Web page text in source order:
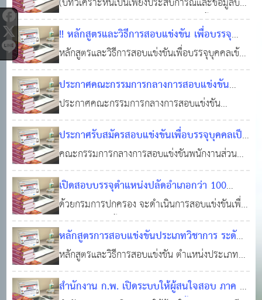
11 พ.ย. 2568 0 1,378
ส่วนที่นำมาสรุปเพื่อให้เห็นแนวทางเท่านั้น) จาก
ข้อมูลในอดีต (ที่ มศว. เคยจัดสอบ) พอจะสรุป
สไตล์ หรือ แนวโน้ม การออกข้อสอบของ
มหาวิทยาลัยศรีนครินทรินวิโรฒ (มศว.)
!! หลักสูตรและวิธีการสอบแข่งขัน เพื่อบรรจุ
บุคคลเข้ารับราชการเป็นข้าราชการหรือพนักงาน
ส่วนท้องถิ่น พ.ศ. 2568 (แนบท้ายประกาศคณะ
กรรมการกลางการสอบแข่งขันพนักงานส่วนท้อง
ถิ่น ลงวันที่ 17 กุมภาพันธ์ 2568)
23 ก.พ.
2568
0 7,618
หลักสูตรและวิธีการสอบแข่งขันเพื่อบรรจุบุคคลเข้า
รับราชการเป็นข้าราชการหรือพนักงานส่วนท้องถิ่น
มีทั้งหมด 3 ภาค โดยจะสอบภาคความรู้ความ
สามารถทั่วไป (ภาค ก) และภาคความรู้ความ
สามารถ เฉพาะสําหรับตําแหน่ง (ภาค ข) ก่อน แล้ว
จึงให้ผู้สอบผ่านภาคความรู้ความสามารถทั่วไ
ประกาศคณะกรรมการกลางการสอบแข่งขัน
พนักงานส่วนท้องถิ่น (กสถ.) "สอบท้องถิ่น 68 "
ประกาศรายชื่อผู้มีสิทธิเข้าสอบ ภาค ก และ ภาค
ข
01 พ.ค. 2568 0 5,611
ประกาศคณะกรรมการกลางการสอบแข่งขัน
พนักงานส่วนท้องถิ่น (กสถ.) เรื่อง รายชื่อผู้มีสิทธิเข้า
สอบแข่งขันเพื่อบรรจุบุคคลเป็นข้าราชการหรือ
พนักงานส่วนท้องถิ่น พ.ศ. 2568 ภาคความรู้ความ
สามารถทั่วไป (ภาค ก) และภาคความรู้ความ
สามารถเฉพาะสำหรับตำแหน่ง (ภาค ข)
ประกาศรับสมัครสอบแข่งขันเพื่อบรรจุบุคคลเป็น
ข้าราชการหรือพนักงานส่วนท้องถิ่น พ.ศ. 2568
21 ก.พ. 2568 0 2,711
คณะกรรมการกลางการสอบแข่งขันพนักงานส่วน
ท้องถิ่น (กสถ.) จะดําเนินการสอบแข่งขัน เพื่อบรรจุ
บุคคลเป็นข้าราชการหรือพนักงานส่วนท้องถิ่นในตํา
แหน่งต่าง ๆ อาศัยอํานาจตามความในประกาศ
ก.จ. เรื่อง มาตรฐานทั่วไปเกี่ยวกับหลักเกณฑ์และ
เงื่อนไขการสอบแข่งขัน พ.ศ. 2560 และที
เปิดสอบบรรจุตำแหน่งปลัดอำเภอกว่า 100
อัตรา กรมการปกครองรับสมัครสอบแข่งขัน
บุคคลเข้ารับราชการในตําแหน่ง เจ้าพนักงาน
ปกครองปฏิบัติการ (ปลัดอําเภอ) ปีงบประมาณ
พ.ศ. 2567
17 พ.ย. 2566 0 5,109
ด้วยกรมการปกครอง จะดําเนินการสอบแข่งขันเพื่อ
บรรจุและแต่งตั้งบุคคลเข้ารับราชการ ในตําแหน่ง
เจ้าพนักงานปกครองปฏิบัติการ (ปลัดอําเภอ) ฉะนั้น
อาศัยอํานาจตามความในมาตรา 53 แห่งพระราช
บัญญัติระเบียบข้าราชการพลเรือน พ.ศ. 2551 และ
หลักสูตรการสอบแข่งขันประเภทวิชาการ ระดับ
ปฏิบัติการ-1
08 ก.ย. 2560 0 6,039
หลักสูตรและวิธีการสอบแข่งขัน ตำแหน่งประเภท
วิชาการ ระดับปฏิบัติการ เพื่อบรรจุบุคคลเข้ารับ
ราชการเป็นข้าราชการหรือพนักงานส่วนท้องถิ่น พ
สำนักงาน ก.พ. เปิดระบบให้ผู้สนใจสอบ ภาค ก